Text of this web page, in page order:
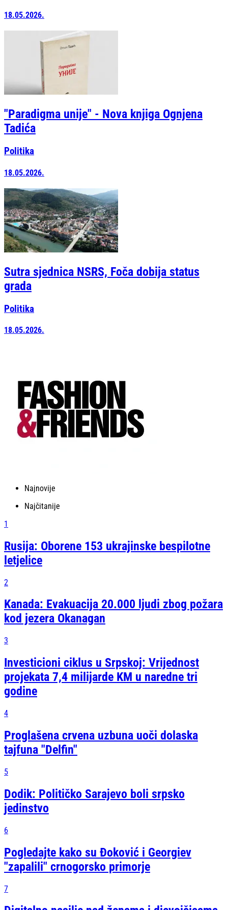
18.05.2026.
"Paradigma unije" - Nova knjiga Ognjena
Tadića
Politika
18.05.2026.
Sutra sjednica NSRS, Foča dobija status
grada
Politika
18.05.2026.
Najnovije
Najčitanije
1
Rusija: Oborene 153 ukrajinske bespilotne
letjelice
2
Kanada: Evakuacija 20.000 ljudi zbog požara
kod jezera Okanagan
3
Investicioni ciklus u Srpskoj: Vrijednost
projekata 7,4 milijarde KM u naredne tri
godine
4
Proglašena crvena uzbuna uoči dolaska
tajfuna "Delfin"
5
Dodik: Političko Sarajevo boli srpsko
jedinstvo
6
Pogledajte kako su Đoković i Georgiev
"zapalili" crnogorsko primorje
7